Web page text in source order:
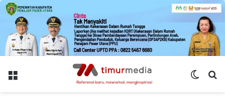
Menu
Switch